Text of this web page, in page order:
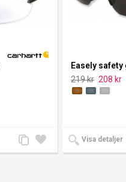
Lägg
till i
Lägg
till
Easely
219 kr 208 kr
Visa detaljer